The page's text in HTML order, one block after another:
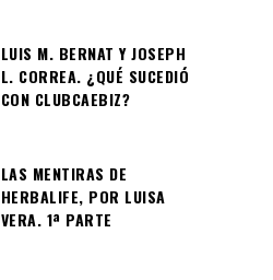
LUIS M. BERNAT Y JOSEPH
L. CORREA. ¿QUÉ SUCEDIÓ
CON CLUBCAEBIZ?
LAS MENTIRAS DE
HERBALIFE, POR LUISA
VERA. 1ª PARTE